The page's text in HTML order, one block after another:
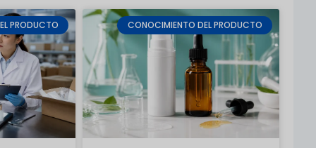
de calidad antes de su empaque y envío.
pueden tardar más tiempo.
bajo petición.
PRODUCTO CONOCIMIENTO DEL PRODUCTO